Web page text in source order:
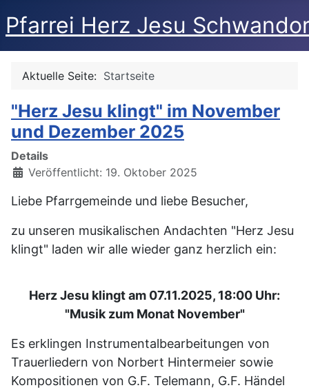
Pfarrei Herz Jesu
Aktuelle Seite: Startseite
"Herz Jesu klingt" im November
und Dezember 2025
Details
Veröffentlicht: 19. Oktober 2025
Liebe Pfarrgemeinde und liebe Besucher,
zu unseren musikalischen Andachten "Herz Jesu
klingt" laden wir alle wieder ganz herzlich ein:
Herz Jesu klingt am 07.11.2025, 18:00 Uhr:
"Musik zum Monat November"
Es erklingen Instrumentalbearbeitungen von
Trauerliedern von Norbert Hintermeier sowie
Kompositionen von G.F. Telemann, G.F. Händel